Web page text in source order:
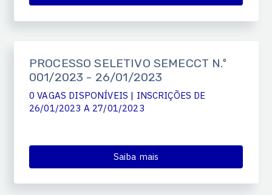
PROCESSO SELETIVO SEMECCT N.º
001/2023 - 26/01/2023
0 VAGAS DISPONÍVEIS | INSCRIÇÕES DE
26/01/2023 A 27/01/2023
Saiba mais